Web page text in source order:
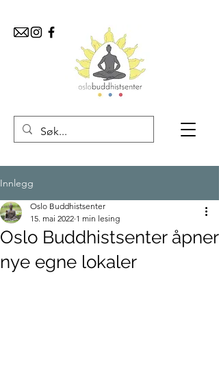
Innlegg
Oslo Buddhistsenter åpner
nye egne lokaler
Oslo Buddhistsenter
15. mai 2022 1 min lesing